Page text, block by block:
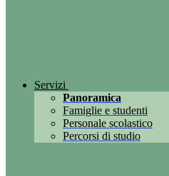
Servizi
Panoramica
Famiglie e studenti
Personale scolastico
Percorsi di studio